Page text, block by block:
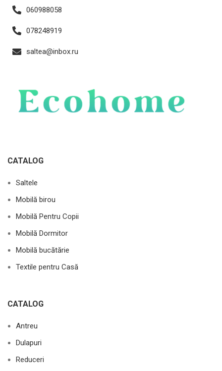
060988058
078248919
saltea@inbox.ru
CATALOG
Saltele
Mobilă birou
Mobilă Pentru Copii
Mobilă Dormitor
Mobilă bucătărie
Textile pentru Casă
CATALOG
Antreu
Dulapuri
Reduceri